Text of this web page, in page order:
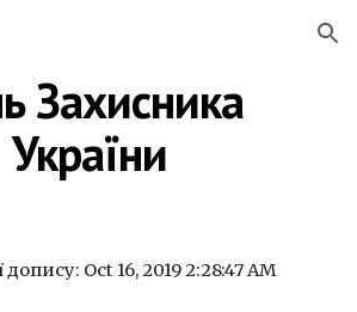
Skip to navigation
Захисника
України
допису: Oct 16, 2019 2:28:47 AM